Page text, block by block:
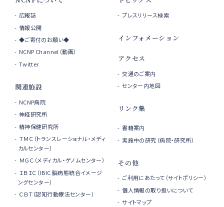
広報誌
情報公開
◆ご寄付のお願い◆
NCNP Channel（動画）
Twitter
関連施設
NCNP病院
神経研究所
精神保健研究所
ＴＭＣ（トランスレーショナル・メディ
カルセンター）
ＭＧＣ（メディカル・ゲノムセンター）
ＩＢＩＣ（IBIC 脳病態統合イメージ
ングセンター）
ＣＢＴ（認知行動療法センター）
プレスリリース検索
インフォメーション
アクセス
交通のご案内
センター内地図
リンク集
書籍案内
実施中の研究（病院・研究所）
その他
ご利用にあたって（サイトポリシー）
個人情報の取り扱いについて
サイトマップ